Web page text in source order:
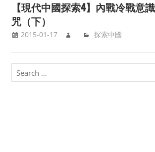
【現代中國探索4】內戰冷戰意
咒（下）
2015-01-17 探索中國